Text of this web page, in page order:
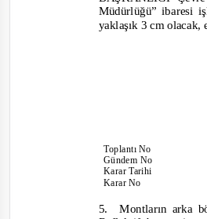
Müdürlüğü” ibaresi
yaklaşık 3 cm
Toplantı No
Gündem No
Karar Tarihi
Karar No
5.Montların arka